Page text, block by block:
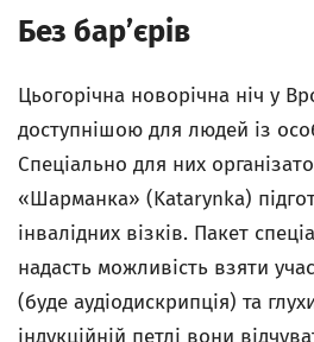
Без бар’єрів
Цьогорічна новорічна ніч у
доступнішою для людей із
Спеціально для них
«Шарманка» (Katarynka)
інвалідних візків. Пакет
надасть можливість взяти
(буде аудіодискрипція) та
індукційній петлі вони